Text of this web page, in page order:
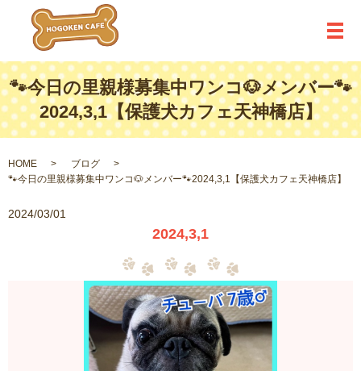
メ
🐾今日の里親様募集中ワンコ🐶メンバー🐾
2024,3,1【保護犬カフェ天神橋店】
HOME
ブログ
🐾今日の里親様募集中ワンコ🐶メンバー🐾2024,3,1【保護犬カフェ天神橋店】
2024/03/01
2024,3,1